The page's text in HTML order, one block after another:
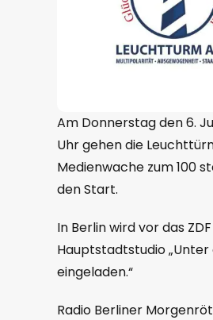
Am Donnerstag den 6.
Uhr gehen die
Medienwache zum 100
den Start.
In Berlin wird vor das ZDF
Hauptstadtstudio „Unter
eingeladen.“
Radio Berliner